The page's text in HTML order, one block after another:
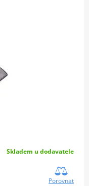
Skladem u dodavatele
Porovnat